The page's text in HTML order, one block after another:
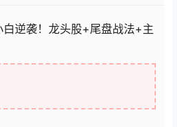
逆袭！龙头股+尾盘战法+主